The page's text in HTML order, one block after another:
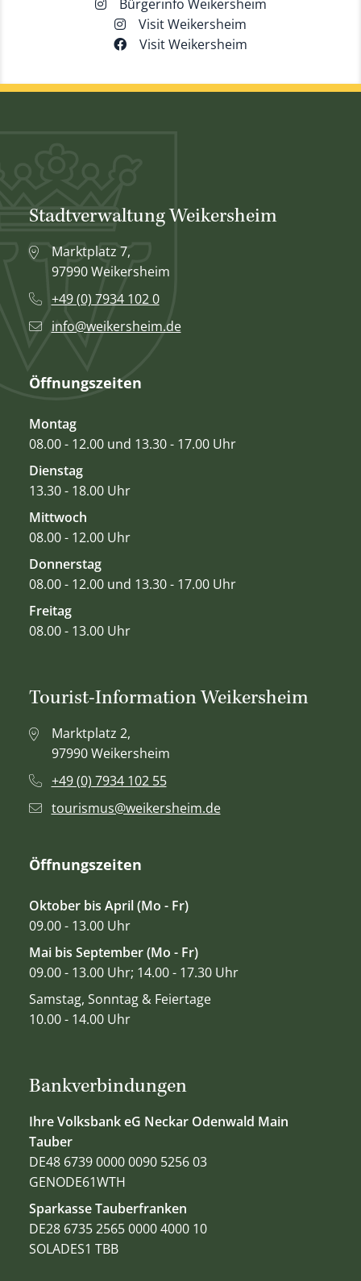
Bürgerinfo Weikersheim
Visit Weikersheim
Visit Weikersheim
Stadtverwaltung Weikersheim
Marktplatz 7,
97990 Weikersheim
+49 (0) 7934 102 0
info@weikersheim.de
Öffnungszeiten
Montag
08.00 - 12.00 und 13.30 - 17.00 Uhr
Dienstag
13.30 - 18.00 Uhr
Mittwoch
08.00 - 12.00 Uhr
Donnerstag
08.00 - 12.00 und 13.30 - 17.00 Uhr
Freitag
08.00 - 13.00 Uhr
Bankverbindungen
Ihre Volksbank eG Neckar Odenwald Main
Tauber
DE48 6739 0000 0090 5256 03
GENODE61WTH
Sparkasse Tauberfranken
DE28 6735 2565 0000 4000 10
SOLADES1 TBB
Tourist-Information Weikersheim
Marktplatz 2,
97990 Weikersheim
+49 (0) 7934 102 55
tourismus@weikersheim.de
Öffnungszeiten
Oktober bis April (Mo - Fr)
09.00 - 13.00 Uhr
Mai bis September (Mo - Fr)
09.00 - 13.00 Uhr; 14.00 - 17.30 Uhr
Samstag, Sonntag & Feiertage
10.00 - 14.00 Uhr